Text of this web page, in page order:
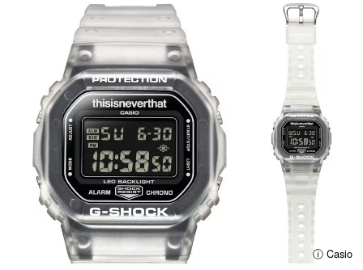
ⓘ Casio